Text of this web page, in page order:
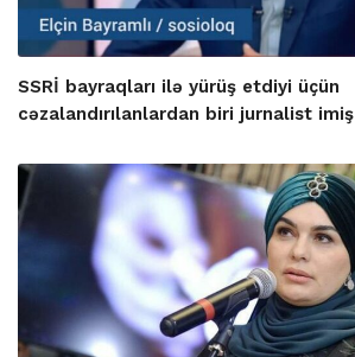
SSRİ bayraqları ilə yürüş etdiyi üçün
cəzalandırılanlardan biri jurnalist imiş